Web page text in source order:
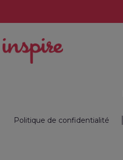
Politique de confidentialité